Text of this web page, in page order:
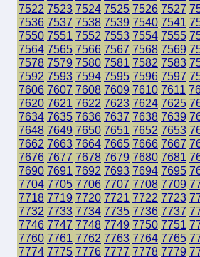
7522 7523 7524 7525 7526 7527
7536 7537 7538 7539 7540 7541
7550 7551 7552 7553 7554 7555
7564 7565 7566 7567 7568 7569
7578 7579 7580 7581 7582 7583
7592 7593 7594 7595 7596 7597
7606 7607 7608 7609 7610 7611
7620 7621 7622 7623 7624 7625
7634 7635 7636 7637 7638 7639
7648 7649 7650 7651 7652 7653
7662 7663 7664 7665 7666 7667
7676 7677 7678 7679 7680 7681
7690 7691 7692 7693 7694 7695
7704 7705 7706 7707 7708 7709
7718 7719 7720 7721 7722 7723
7732 7733 7734 7735 7736 7737
7746 7747 7748 7749 7750 7751
7760 7761 7762 7763 7764 7765
7774 7775 7776 7777 7778 7779